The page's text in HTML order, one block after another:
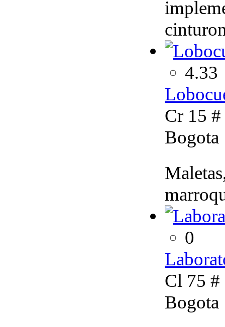
4.33
Cr 15
Bogota
0
Cl 75 #
Bogota